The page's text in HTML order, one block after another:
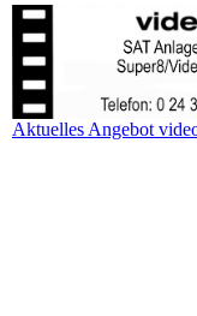
Aktuelles Angebot